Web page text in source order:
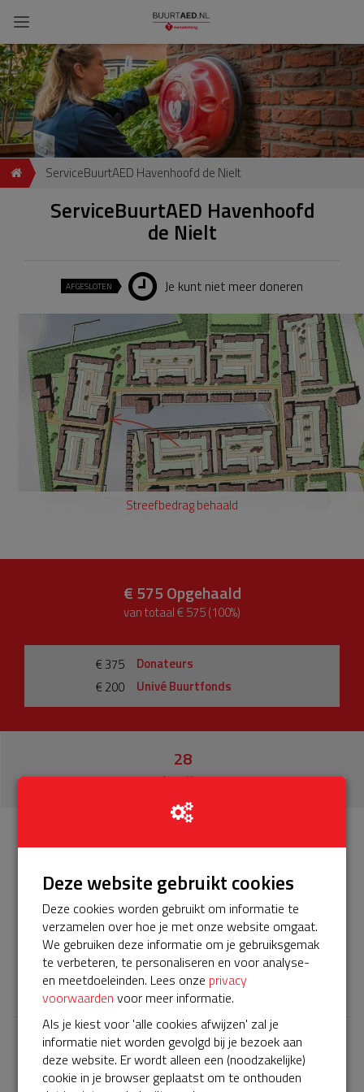
ServiceBuurtAED Havenhoofd de Nielt
ServiceBuurtAED Havenhoofd
de Nielt
AFGESLOTEN Je kunt niet meer doneren
Streefbedrag behaald
€ 575Opgehaald
van totaal € 575 (100%)
€ 375
Donateurs
€ 200
Univé Buurtfonds
28
donaties
Info Donateurs
Het servicepakket van onze BuurtAED verloopt bijna en
moet worden verlengd, zodat onze AED gebruiksklaar
blijft. Help je mee? Doneer voor ons servicepakket!
𝕏
Laatste donaties
Bekijk alle
Deze website gebruikt cookies
Deze cookies worden gebruikt om informatie te
verzamelen over hoe je met onze website omgaat.
We gebruiken deze informatie om je gebruiksgemak
te verbeteren, te personaliseren en voor analyse-
en meetdoeleinden. Lees onze privacy
voorwaarden voor meer informatie.
Als je kiest voor 'alle cookies afwijzen' zal je
informatie niet worden gevolgd bij je bezoek aan
deze website. Er wordt alleen een (noodzakelijke)
cookie in je browser geplaatst om te onthouden